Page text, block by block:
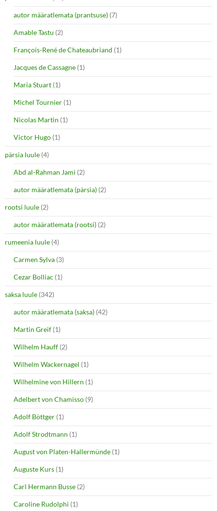
autor määratlemata (prantsuse) (7)
Amable Tastu (2)
François-René de Chateaubriand (1)
Jacques de Cassagne (1)
Maria Stuart (1)
Michel Tournier (1)
Nicolas Martin (1)
Victor Hugo (1)
pärsia luule (4)
Abd al-Rahman Jami (2)
autor määratlemata (pärsia) (2)
rootsi luule (2)
autor määratlemata (rootsi) (2)
rumeenia luule (4)
Carmen Sylva (3)
Cezar Bolliac (1)
saksa luule (342)
autor määratlemata (saksa) (42)
Martin Greif (1)
Wilhelm Hauff (2)
Wilhelm Wackernagel (1)
Wilhelmine von Hillern (1)
Adelbert von Chamisso (9)
Adolf Böttger (1)
Adolf Strodtmann (1)
August von Platen-Hallermünde (1)
Auguste Kurs (1)
Carl Hermann Busse (2)
Caroline Rudolphi (1)